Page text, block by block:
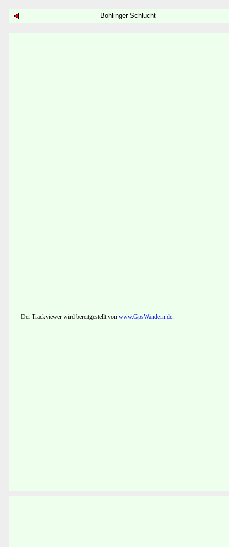
Bohlinger Schlucht
Der Trackviewer wird bereitgestellt von www.GpsWandern.de.